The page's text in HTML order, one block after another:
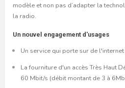
modèle et non pas d’adapter la
la radio.
Un nouvel engagement d'usages
Un service qui porte sur de
La fourniture d'un accès Très Haut
60 Mbit/s (débit montant de 3 à